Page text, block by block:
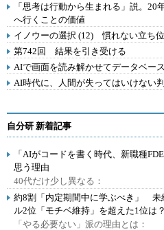
「思考は行動から生まれる」説。
へ行くことの価値
イノウーの選択 (12) 慣れない立ち
第742回 結果を引き受ける
AIで画面を読み解かせてデータベー
AI時代に、人間が失ってはいけない
自分研 新着記事
「AIがコードを書く時代、新職種
思う理由
40代だけ少し異なる：
約8割「内定期間中に学ぶべき」 未
ル2位「モチベ維持」を超えた1位は？
「やる必要ない」派の理由とは：